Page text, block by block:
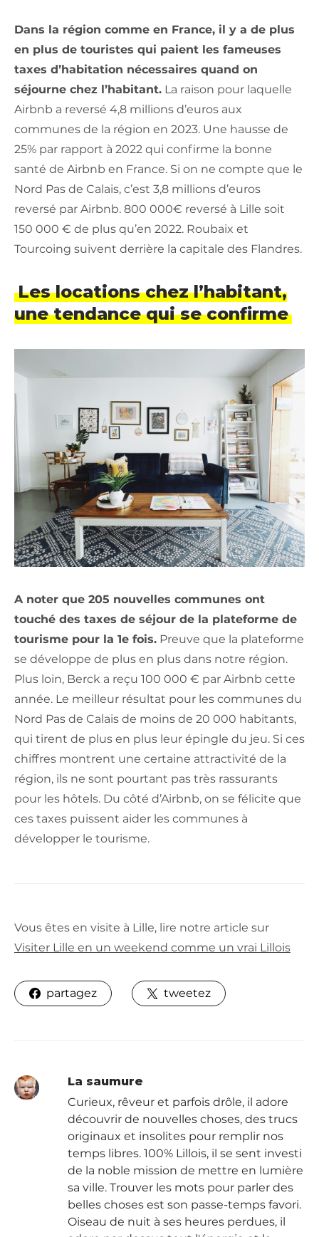
Dans la région comme en France, il y a de plus
en plus de touristes qui paient les fameuses
taxes d’habitation nécessaires quand on
séjourne chez l’habitant. La raison pour laquelle
Airbnb a reversé 4,8 millions d’euros aux
communes de la région en 2023. Une hausse de
25% par rapport à 2022 qui confirme la bonne
santé de Airbnb en France. Si on ne compte que le
Nord Pas de Calais, c’est 3,8 millions d’euros
reversé par Airbnb. 800 000€ reversé à Lille soit
150 000 € de plus qu’en 2022. Roubaix et
Tourcoing suivent derrière la capitale des Flandres.
Les locations chez l’habitant,
une tendance qui se confirme
A noter que 205 nouvelles communes ont
touché des taxes de séjour de la plateforme de
tourisme pour la 1e fois. Preuve que la plateforme
se développe de plus en plus dans notre région.
Plus loin, Berck a reçu 100 000 € par Airbnb cette
année. Le meilleur résultat pour les communes du
Nord Pas de Calais de moins de 20 000 habitants,
qui tirent de plus en plus leur épingle du jeu. Si ces
chiffres montrent une certaine attractivité de la
région, ils ne sont pourtant pas très rassurants
pour les hôtels. Du côté d’Airbnb, on se félicite que
ces taxes puissent aider les communes à
développer le tourisme.
Vous êtes en visite à Lille, lire notre article sur
Visiter Lille en un weekend comme un vrai Lillois
partagez tweetez
La saumure
Curieux, rêveur et parfois drôle, il adore
découvrir de nouvelles choses, des trucs
originaux et insolites pour remplir nos
temps libres. 100% Lillois, il se sent investi
de la noble mission de mettre en lumière
sa ville. Trouver les mots pour parler des
belles choses est son passe-temps favori.
Oiseau de nuit à ses heures perdues, il